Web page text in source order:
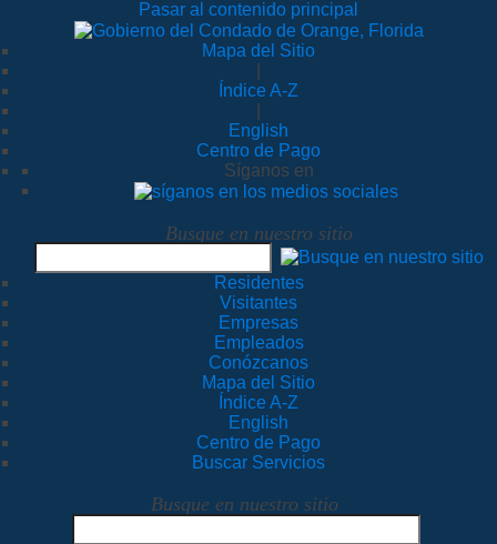
Pasar al contenido principal
Mapa del Sitio
Índice A-Z
English
Centro de Pago
Síganos en
Busque en nuestro sitio
Residentes
Visitantes
Empresas
Empleados
Conózcanos
Mapa del Sitio
Índice A-Z
English
Centro de Pago
Buscar Servicios
Busque en nuestro sitio